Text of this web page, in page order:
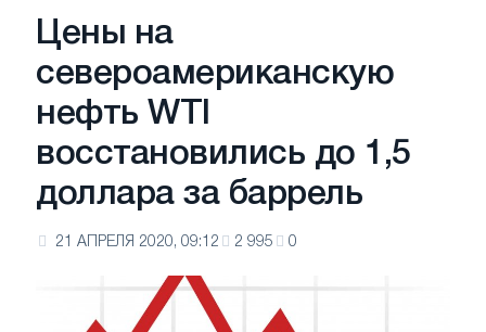
Цены на
североамериканскую
нефть WTI
восстановились до 1,5
доллара за баррель
21 АПРЕЛЯ 2020, 09:12 2 995 0